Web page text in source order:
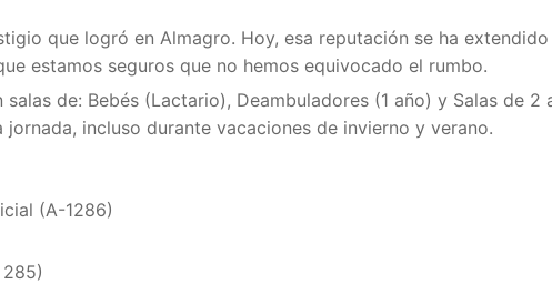
que logró en Almagro. Hoy, esa reputación se ha
estamos seguros que no hemos equivocado el rumbo.
de: Bebés (Lactario), Deambuladores (1 año) y Salas de 2
incluso durante vacaciones de invierno y verano.
(A-1286)
285)